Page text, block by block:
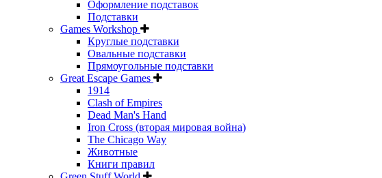
Оформление подставок
Подставки
Games Workshop
Круглые подставки
Овальные подставки
Прямоугольные подставки
Great Escape Games
1914
Clash of Empires
Dead Man's Hand
Iron Cross (вторая мировая война)
The Chicago Way
Животные
Книги правил